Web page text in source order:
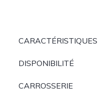
CARACTÉRISTIQUES
DISPONIBILITÉ
CARROSSERIE